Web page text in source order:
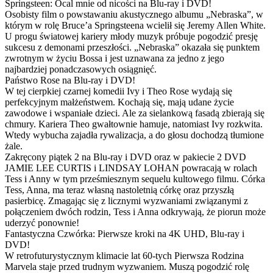
Springsteen: Ocal mnie od nicości na Blu-ray i DVD!
Osobisty film o powstawaniu akustycznego albumu „Nebraska”, w
którym w rolę Bruce’a Springsteena wcielił się Jeremy Allen White.
U progu światowej kariery młody muzyk próbuje pogodzić presję
sukcesu z demonami przeszłości. „Nebraska” okazała się punktem
zwrotnym w życiu Bossa i jest uznawana za jedno z jego
najbardziej ponadczasowych osiągnięć.
Państwo Rose na Blu-ray i DVD!
W tej cierpkiej czarnej komedii Ivy i Theo Rose wydają się
perfekcyjnym małżeństwem. Kochają się, mają udane życie
zawodowe i wspaniałe dzieci. Ale za sielankową fasadą zbierają się
chmury. Kariera Theo gwałtownie hamuje, natomiast Ivy rozkwita.
Wtedy wybucha zajadła rywalizacja, a do głosu dochodzą tłumione
żale.
Zakręcony piątek 2 na Blu-ray i DVD oraz w pakiecie 2 DVD
JAMIE LEE CURTIS i LINDSAY LOHAN powracają w rolach
Tess i Anny w tym prześmiesznym sequelu kultowego filmu. Córka
Tess, Anna, ma teraz własną nastoletnią córkę oraz przyszłą
pasierbicę. Zmagając się z licznymi wyzwaniami związanymi z
połączeniem dwóch rodzin, Tess i Anna odkrywają, że piorun może
uderzyć ponownie!
Fantastyczna Czwórka: Pierwsze kroki na 4K UHD, Blu-ray i
DVD!
W retrofuturystycznym klimacie lat 60-tych Pierwsza Rodzina
Marvela staje przed trudnym wyzwaniem. Muszą pogodzić rolę